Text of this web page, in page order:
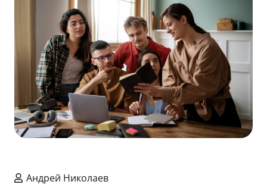
Андрей Николаев